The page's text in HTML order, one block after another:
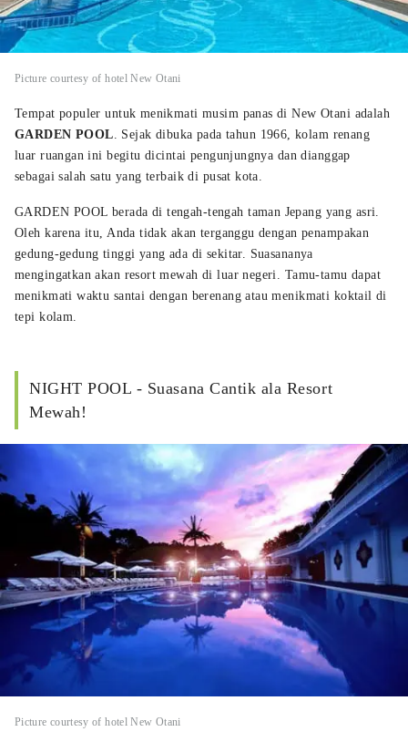
Picture courtesy of hotel New Otani
Tempat populer untuk menikmati musim panas di New Otani adalah
GARDEN POOL . Sejak dibuka pada tahun 1966, kolam renang
luar ruangan ini begitu dicintai pengunjungnya dan dianggap
sebagai salah satu yang terbaik di pusat kota.
GARDEN POOL berada di tengah-tengah taman Jepang yang asri.
Oleh karena itu, Anda tidak akan terganggu dengan penampakan
gedung-gedung tinggi yang ada di sekitar. Suasananya
mengingatkan akan resort mewah di luar negeri. Tamu-tamu dapat
menikmati waktu santai dengan berenang atau menikmati koktail di
tepi kolam.
NIGHT POOL - Suasana Cantik ala Resort
Mewah!
Picture courtesy of hotel New Otani